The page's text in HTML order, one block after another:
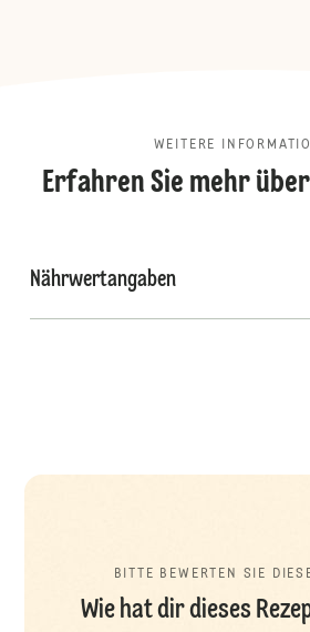
WEITERE
Erfahren Sie mehr
Nährwertangaben
BITTE BEWERTEN SIE
Wie hat dir dieses